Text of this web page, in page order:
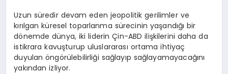
Uzun süredir devam eden jeopolitik gerilimler ve
kırılgan küresel toparlanma sürecinin yaşandığı bir
dönemde dünya, iki liderin Çin-ABD ilişkilerini daha da
istikrara kavuşturup uluslararası ortama ihtiyaç
duyulan öngörülebilirliği sağlayıp sağlayamayacağını
yakından izliyor.